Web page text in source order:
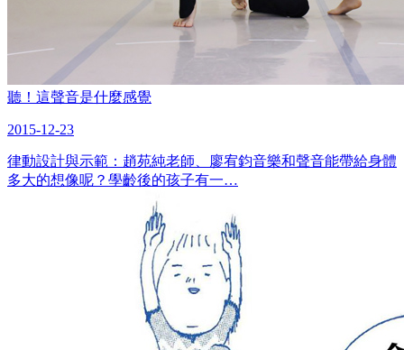
聽！這聲音是什麼感覺
2015-12-23
律動設計與示範：趙苑純老師、廖宥鈞音樂和聲音能帶給身體
多大的想像呢？學齡後的孩子有一…